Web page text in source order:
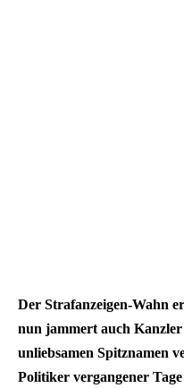
Der Strafanzeigen-Wahn
nun jammert auch
unliebsamen Spitznamen
Politiker vergangener